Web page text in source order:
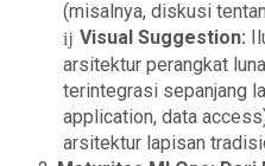
(misalnya, diskusi
Visual Suggestion:
arsitektur perangkat
terintegrasi sepanjang
application, data
arsitektur lapisan